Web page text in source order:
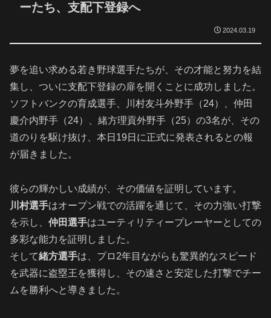
ーたち、支配下登録へ
2024.03.19
夢を追い求める若き野球選手たちが、その才能と努力を結
集し、ついに支配下登録の扉を開くことに成功しました。
ソフトバンクの育成選手、川村友斗外野手（24）、仲田
慶介内野手（24）、緒方理貢外野手（25）の3名が、その
道のりを駆け抜け、本日19日に正式に発表されるとの報
が届きました。
彼らの輝かしい成績が、その価値を証明しています。
川村選手はオープン戦での活躍を通じて、その力強い打撃
を示し、 仲田選手はユーティリティープレーヤーとしての
多彩な能力を証明しました。
そして緒方選手は、プロ2年目ながらも驚異的なスピード
を武器に盗塁王を獲得し、その速さと安定した打撃でチー
ムを勝利へと導きました。